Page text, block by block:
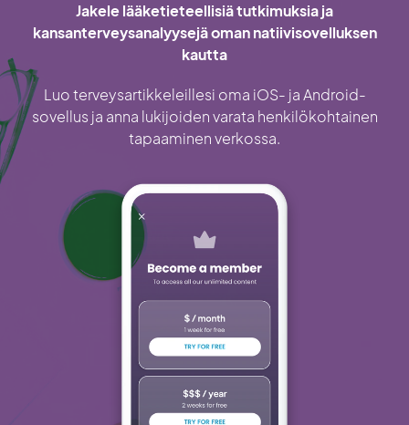
Jakele lääketieteellisiä tutkimuksia ja
kansanterveysanalyysejä oman natiivisovelluksen
kautta
Luo terveysartikkeleillesi oma iOS- ja Android-
sovellus ja anna lukijoiden varata henkilökohtainen
tapaaminen verkossa.